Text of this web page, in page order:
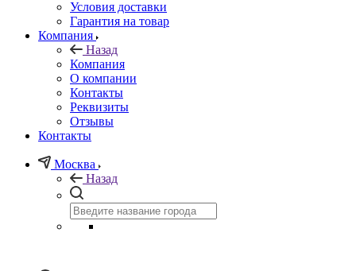
Условия доставки
Гарантия на товар
Компания
Назад
Компания
О компании
Контакты
Реквизиты
Отзывы
Контакты
Москва
Назад